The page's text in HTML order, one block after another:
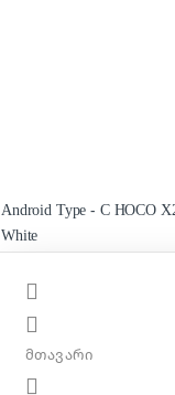
Android Type - C HOCO
White
მთავარი